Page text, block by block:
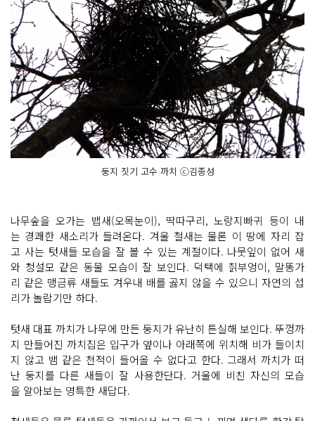
둥지 짓기 고수 까치 ⓒ김종성
나무숲을 오가는 뱁새(오목눈이), 딱따구리, 노랑지빠귀 등이 내
는 경쾌한 새소리가 들려온다. 겨울 철새는 물론 이 땅에 자리 잡
고 사는 텃새들 모습을 잘 볼 수 있는 계절이다. 나뭇잎이 없어 새
와 청설모 같은 동물 모습이 잘 보인다. 덕택에 칡부엉이, 말똥가
리 같은 맹금류 새들도 겨우내 배를 곯지 않을 수 있으니 자연의 섭
리가 놀랍기만 하다.
텃새 대표 까치가 나무에 만든 둥지가 유난히 튼실해 보인다. 뚜껑까
지 만들어진 까치집은 입구가 옆이나 아래쪽에 위치해 비가 들이치
지 않고 뱀 같은 천적이 들어올 수 없다고 한다. 그래서 까치가 떠
난 둥지를 다른 새들이 잘 사용한단다. ​거울에 비친 자신의 모습
을 알아보는 영특한 새답다.